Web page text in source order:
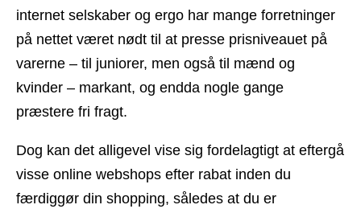
internet selskaber og ergo har mange forretninger
på nettet været nødt til at presse prisniveauet på
varerne – til juniorer, men også til mænd og
kvinder – markant, og endda nogle gange
præstere fri fragt.
Dog kan det alligevel vise sig fordelagtigt at eftergå
visse online webshops efter rabat inden du
færdiggør din shopping, således at du er